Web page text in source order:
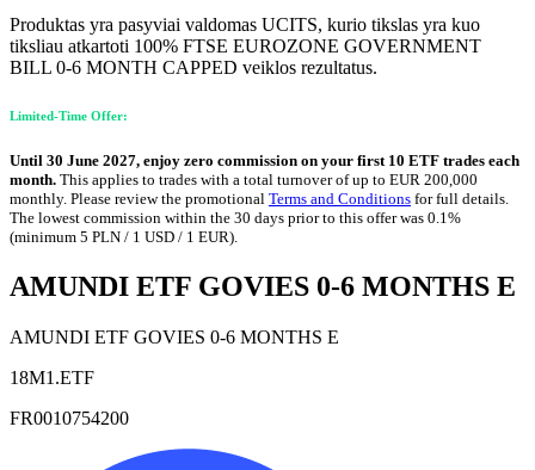
Produktas yra pasyviai valdomas UCITS, kurio tikslas yra kuo
tiksliau atkartoti 100% FTSE EUROZONE GOVERNMENT
BILL 0-6 MONTH CAPPED veiklos rezultatus.
Limited-Time Offer:
Until 30 June 2027, enjoy zero commission on your first 10 ETF trades each
month. This applies to trades with a total turnover of up to EUR 200,000
monthly. Please review the promotional Terms and Conditions for full details.
The lowest commission within the 30 days prior to this offer was 0.1%
(minimum 5 PLN / 1 USD / 1 EUR).
AMUNDI ETF GOVIES 0-6 MONTHS E
AMUNDI ETF GOVIES 0-6 MONTHS E
18M1.ETF
FR0010754200